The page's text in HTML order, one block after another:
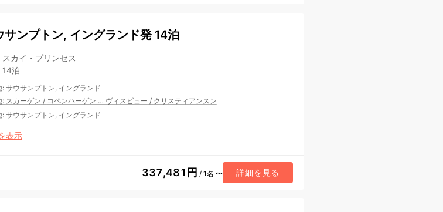
サンプトン, イングランド発 14泊
スカイ・プリンセス
14泊
: サウサンプトン, イングランド
: スカーゲン / コペンハーゲン … ヴィスビュー / クリスティアンスン
: サウサンプトン, イングランド
表示
337,481円 / 1名 〜 詳細を見る